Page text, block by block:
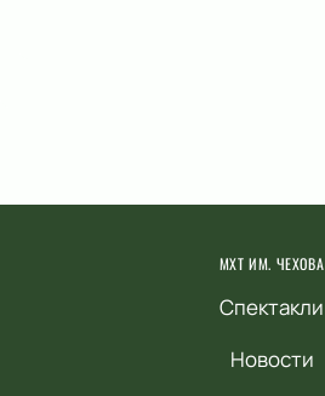
МХТ ИМ. ЧЕХОВА
Спектакли
Новости